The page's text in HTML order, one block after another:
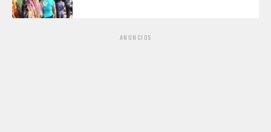
ANUNCIOS